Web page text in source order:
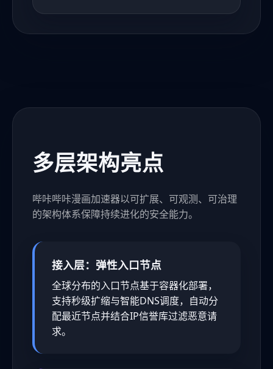
多层架构亮点
哔咔哔咔漫画加速器以可扩展、可观测、可治理
的架构体系保障持续进化的安全能力。
接入层：弹性入口节点
全球分布的入口节点基于容器化部署，
支持秒级扩缩与智能DNS调度，自动分
配最近节点并结合IP信誉库过滤恶意请
求。